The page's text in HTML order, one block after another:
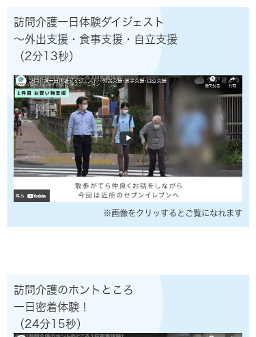
訪問介護一日体験ダイジェスト
～外出支援・食事支援・自立支援
（2分13秒）
※画像をクリッするとご覧になれます
訪問介護のホントところ
一日密着体験！
（24分15秒）